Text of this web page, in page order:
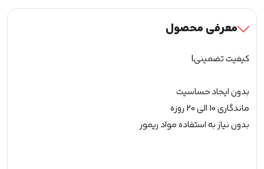
درجه
2 معرفی محصول
کیفیت تضمینیl
بدون ایجاد حساسیت
ماندگاری 10 الی 20 روزه
بدون نیاز به استفاده مواد ریمور